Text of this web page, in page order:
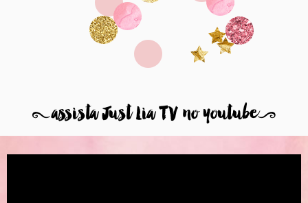
8assista Just Lia TV no youtube9